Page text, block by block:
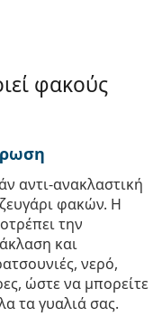
φακούς
αντι-ανακλαστική
φακών. Η
την
και
νερό,
ώστε να μπορείτε
τα γυαλιά σας.